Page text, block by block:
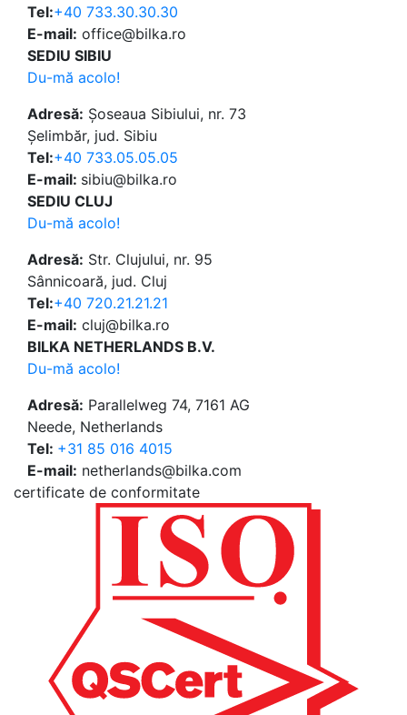
Tel:+40 733.30.30.30
E-mail: office@bilka.ro
SEDIU SIBIU
Du-mă acolo!
Adresă: Șoseaua Sibiului, nr. 73
Șelimbăr, jud. Sibiu
Tel:+40 733.05.05.05
E-mail: sibiu@bilka.ro
SEDIU CLUJ
Du-mă acolo!
Adresă: Str. Clujului, nr. 95
Sânnicoară, jud. Cluj
Tel:+40 720.21.21.21
E-mail: cluj@bilka.ro
BILKA NETHERLANDS B.V.
Du-mă acolo!
Adresă: Parallelweg 74, 7161 AG
Neede, Netherlands
Tel: +31 85 016 4015
E-mail: netherlands@bilka.com
certificate de conformitate